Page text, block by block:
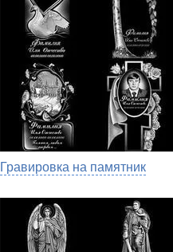
Гравировка на памятник